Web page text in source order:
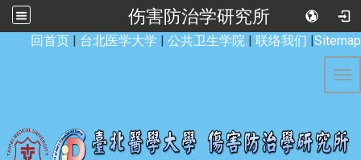
伤害防治学研究所
回首页 | 台北医学大学 | 公共卫生学院 | 联络我们 |Sitemap